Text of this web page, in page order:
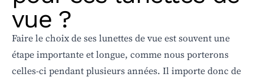
vue ?
Faire le choix de ses lunettes de vue est souvent une
étape importante et longue, comme nous porterons
celles-ci pendant plusieurs années. Il importe donc de